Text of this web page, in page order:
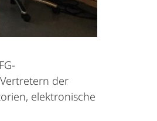
der
elektronische